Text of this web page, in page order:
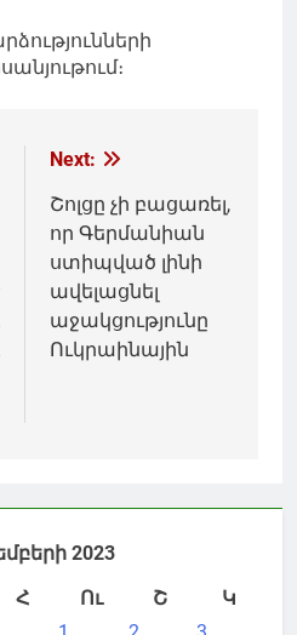
Next:
Շոլցը չի բացառել,
որ Գերմանիան
ստիպված լինի
ավելացնել
աջակցությունը
Ուկրաինային
2023
Հ Ու Շ
Կ